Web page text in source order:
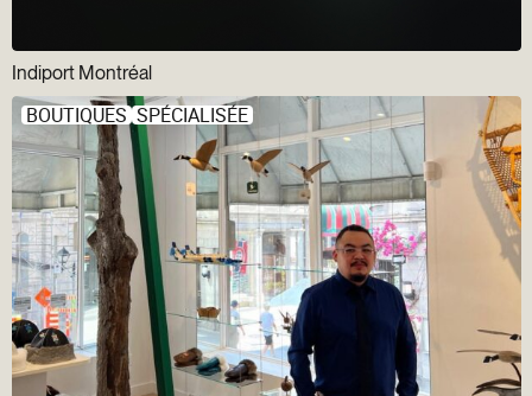
Indiport Montréal
BOUTIQUES SPÉCIALISÉE